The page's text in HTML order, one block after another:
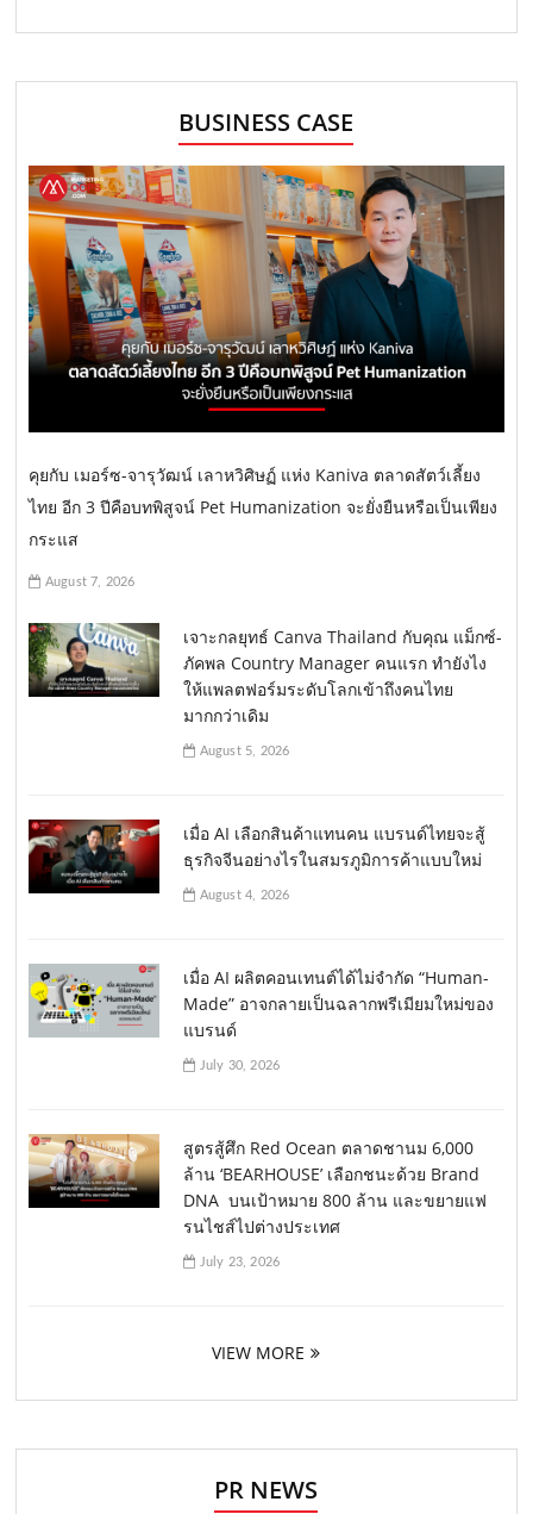
BUSINESS CASE
คุยกับ เมอร์ซ-จารุวัฒน์ เลาหวิศิษฏ์ แห่ง Kaniva ตลาดสัตว์เลี้ยง
ไทย อีก 3 ปีคือบทพิสูจน์ Pet Humanization จะยั่งยืนหรือเป็นเพียง
กระแส
August 7, 2026
เจาะกลยุทธ์ Canva Thailand กับคุณ แม็กซ์-
ภัคพล Country Manager คนแรก ทำยังไง
ให้แพลตฟอร์มระดับโลกเข้าถึงคนไทย
มากกว่าเดิม
August 5, 2026
เมื่อ AI เลือกสินค้าแทนคน แบรนด์ไทยจะสู้
ธุรกิจจีนอย่างไรในสมรภูมิการค้าแบบใหม่
August 4, 2026
เมื่อ AI ผลิตคอนเทนต์ได้ไม่จำกัด “Human-
Made” อาจกลายเป็นฉลากพรีเมียมใหม่ของ
แบรนด์
July 30, 2026
สูตรสู้ศึก Red Ocean ตลาดชานม 6,000
ล้าน ‘BEARHOUSE’ เลือกชนะด้วย Brand
DNA บนเป้าหมาย 800 ล้าน และขยายแฟ
รนไชส์ไปต่างประเทศ
July 23, 2026
VIEW MORE
PR NEWS